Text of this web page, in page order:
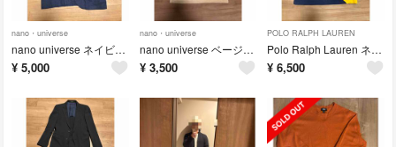
nano・universe
nano universe ネイビー ビジネスジャケット パンツセットアップ
¥ 5,000
nano・universe
nano universe ベージュ ラグランTシャツ M
¥ 3,500
POLO RALPH LAUREN
Polo Ralph Lauren ネイビー ポロシャツ M SLIM
¥ 6,500